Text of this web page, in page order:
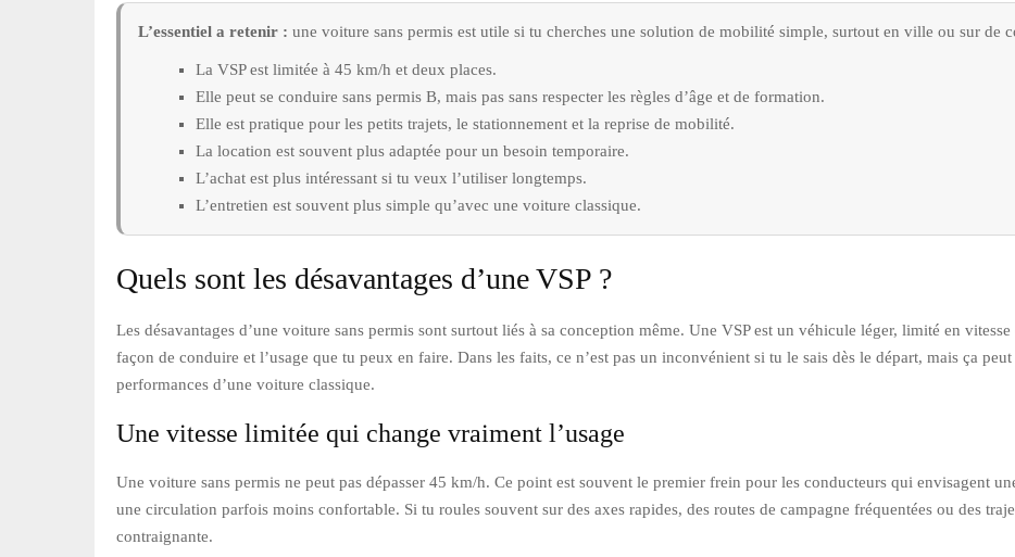
L’essentiel a retenir : une voiture sans permis est utile si tu cherches une solution de mobilité simple, surtout en ville ou sur de
La VSP est limitée à 45 km/h et deux places.
Elle peut se conduire sans permis B, mais pas sans respecter les règles d’âge et de formation.
Elle est pratique pour les petits trajets, le stationnement et la reprise de mobilité.
La location est souvent plus adaptée pour un besoin temporaire.
L’achat est plus intéressant si tu veux l’utiliser longtemps.
L’entretien est souvent plus simple qu’avec une voiture classique.
Quels sont les désavantages d’une VSP ?
Les désavantages d’une voiture sans permis sont surtout liés à sa conception même. Une VSP est un véhicule léger, limité en
façon de conduire et l’usage que tu peux en faire. Dans les faits, ce n’est pas un inconvénient si tu le sais dès le départ, mais ça
performances d’une voiture classique.
Une vitesse limitée qui change vraiment l’usage
Une voiture sans permis ne peut pas dépasser 45 km/h. Ce point est souvent le premier frein pour les conducteurs qui envisagent
une circulation parfois moins confortable. Si tu roules souvent sur des axes rapides, des routes de campagne fréquentées ou des
contraignante.